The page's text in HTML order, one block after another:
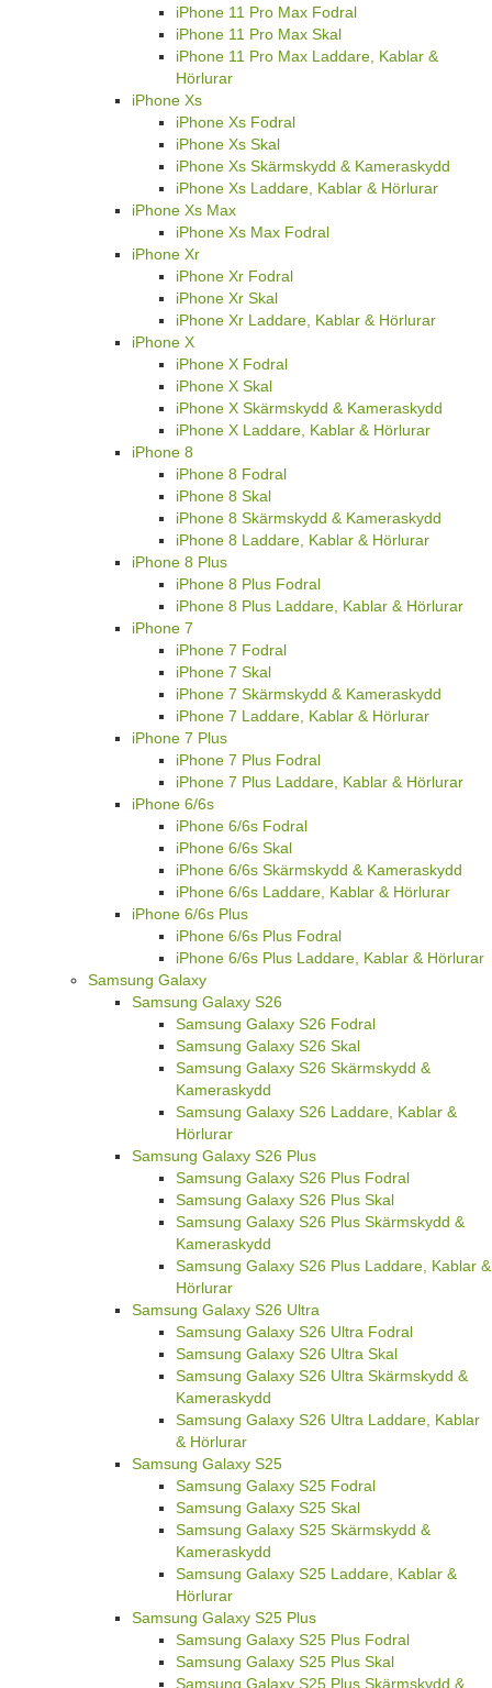
iPhone 11 Pro Max Fodral
iPhone 11 Pro Max Skal
iPhone 11 Pro Max Laddare, Kablar &
Hörlurar
iPhone Xs
iPhone Xs Fodral
iPhone Xs Skal
iPhone Xs Skärmskydd & Kameraskydd
iPhone Xs Laddare, Kablar & Hörlurar
iPhone Xs Max
iPhone Xs Max Fodral
iPhone Xr
iPhone Xr Fodral
iPhone Xr Skal
iPhone Xr Laddare, Kablar & Hörlurar
iPhone X
iPhone X Fodral
iPhone X Skal
iPhone X Skärmskydd & Kameraskydd
iPhone X Laddare, Kablar & Hörlurar
iPhone 8
iPhone 8 Fodral
iPhone 8 Skal
iPhone 8 Skärmskydd & Kameraskydd
iPhone 8 Laddare, Kablar & Hörlurar
iPhone 8 Plus
iPhone 8 Plus Fodral
iPhone 8 Plus Laddare, Kablar & Hörlurar
iPhone 7
iPhone 7 Fodral
iPhone 7 Skal
iPhone 7 Skärmskydd & Kameraskydd
iPhone 7 Laddare, Kablar & Hörlurar
iPhone 7 Plus
iPhone 7 Plus Fodral
iPhone 7 Plus Laddare, Kablar & Hörlurar
iPhone 6/6s
iPhone 6/6s Fodral
iPhone 6/6s Skal
iPhone 6/6s Skärmskydd & Kameraskydd
iPhone 6/6s Laddare, Kablar & Hörlurar
iPhone 6/6s Plus
iPhone 6/6s Plus Fodral
iPhone 6/6s Plus Laddare, Kablar & Hörlurar
Samsung Galaxy
Samsung Galaxy S26
Samsung Galaxy S26 Fodral
Samsung Galaxy S26 Skal
Samsung Galaxy S26 Skärmskydd &
Kameraskydd
Samsung Galaxy S26 Laddare, Kablar &
Hörlurar
Samsung Galaxy S26 Plus
Samsung Galaxy S26 Plus Fodral
Samsung Galaxy S26 Plus Skal
Samsung Galaxy S26 Plus Skärmskydd &
Kameraskydd
Samsung Galaxy S26 Plus Laddare, Kablar &
Hörlurar
Samsung Galaxy S26 Ultra
Samsung Galaxy S26 Ultra Fodral
Samsung Galaxy S26 Ultra Skal
Samsung Galaxy S26 Ultra Skärmskydd &
Kameraskydd
Samsung Galaxy S26 Ultra Laddare, Kablar
& Hörlurar
Samsung Galaxy S25
Samsung Galaxy S25 Fodral
Samsung Galaxy S25 Skal
Samsung Galaxy S25 Skärmskydd &
Kameraskydd
Samsung Galaxy S25 Laddare, Kablar &
Hörlurar
Samsung Galaxy S25 Plus
Samsung Galaxy S25 Plus Fodral
Samsung Galaxy S25 Plus Skal
Samsung Galaxy S25 Plus Skärmskydd &